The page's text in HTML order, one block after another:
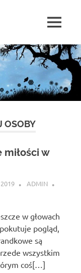
MENU
OSOBY
miłości w
ADMIN
w głowach
pogląd,
są
wszystkim
coś[…]